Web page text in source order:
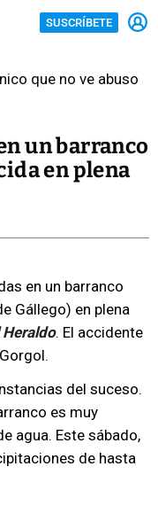
SUSCRÍBETE
que no ve abuso
un barranco
en plena
en un barranco
Gállego) en plena
Heraldo. El accidente
del suceso.
es muy
agua. Este sábado,
de hasta